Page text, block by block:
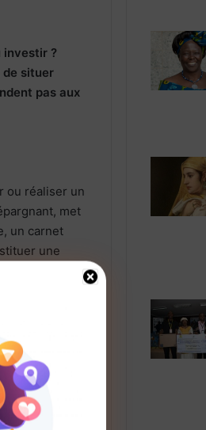
investir ?
de situer
pas aux
ou réaliser un
met
un carnet
une
une épargne
imprévues
peut être
pas